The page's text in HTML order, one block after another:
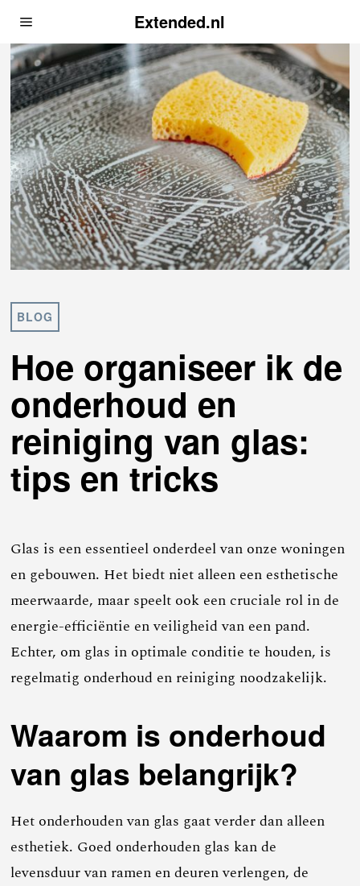
Extended.nl
BLOG
Hoe organiseer ik de
onderhoud en
reiniging van glas:
tips en tricks
Glas is een essentieel onderdeel van onze woningen
en gebouwen. Het biedt niet alleen een esthetische
meerwaarde, maar speelt ook een cruciale rol in de
energie-efficiëntie en veiligheid van een pand.
Echter, om glas in optimale conditie te houden, is
regelmatig onderhoud en reiniging noodzakelijk.
Waarom is onderhoud
van glas belangrijk?
Het onderhouden van glas gaat verder dan alleen
esthetiek. Goed onderhouden glas kan de
levensduur van ramen en deuren verlengen, de